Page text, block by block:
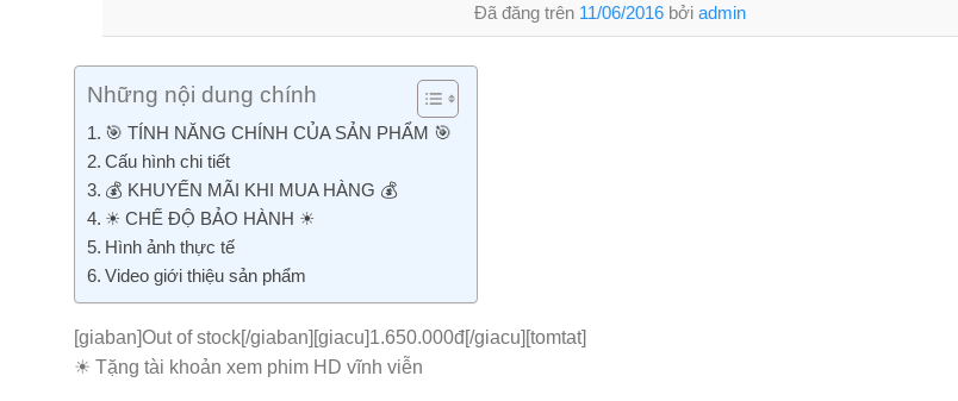
Đã đăng trên 11/06/2016 bởi admin
Những nội dung chính
🎯 TÍNH NĂNG CHÍNH CỦA SẢN PHẨM 🎯
Cấu hình chi tiết
💰 KHUYẾN MÃI KHI MUA HÀNG 💰
☀ CHẾ ĐỘ BẢO HÀNH ☀
Hình ảnh thực tế
Video giới thiệu sản phẩm
[giaban]Out of stock[/giaban][giacu]1.650.000đ[/giacu][tomtat]
☀ Tặng tài khoản xem phim HD vĩnh viễn